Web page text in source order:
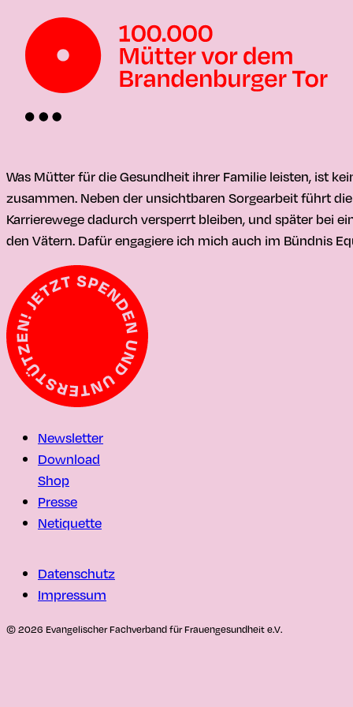
Was Mütter für die Gesundheit ihrer Familie leisten, ist
zusammen. Neben der unsichtbaren Sorgearbeit führt
Karrierewege dadurch versperrt bleiben, und später bei
den Vätern. Dafür engagiere ich mich auch im Bündnis
Newsletter
Download
Shop
Presse
Netiquette
Datenschutz
Impressum
© 2026 Evangelischer Fachverband für Frauengesundheit e.V.